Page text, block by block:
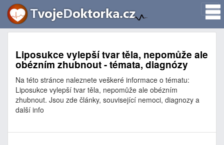
Liposukce vylepší tvar těla, nepomůže ale
obézním zhubnout - témata, diagnózy
Na této stránce naleznete veškeré informace o tématu:
Liposukce vylepší tvar těla, nepomůže ale obézním
zhubnout. Jsou zde články, související nemoci, diagnozy a
další info